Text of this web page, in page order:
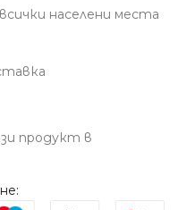
населени места
продукт в